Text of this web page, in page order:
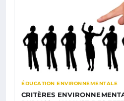
ÉDUCATION ENVIRONNEMENTALE
CRITÈRES